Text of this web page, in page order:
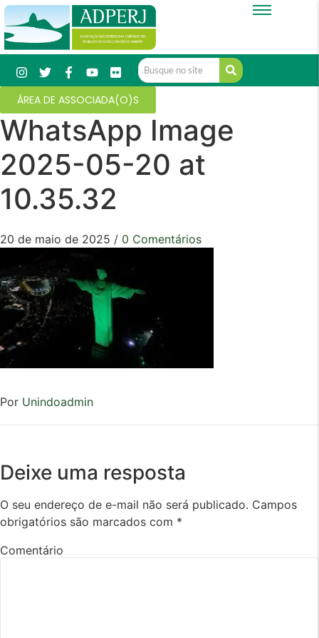
ÁREA DE ASSOCIADA(O)S
WhatsApp Image
2025-05-20 at
10.35.32
20 de maio de 2025 / 0 Comentários
Por Unindoadmin
Deixe uma resposta
O seu endereço de e-mail não será publicado. Campos
obrigatórios são marcados com *
Comentário